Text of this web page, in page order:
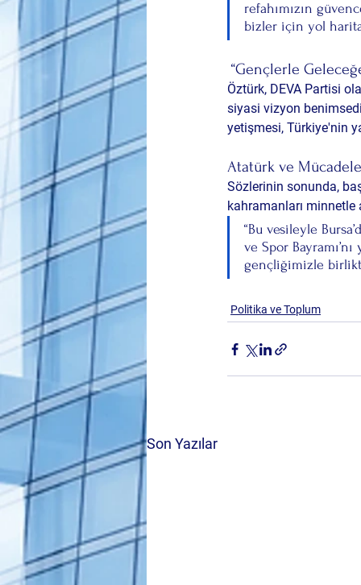
refahımızın
bizler için yol
“Gençlerle
Öztürk, DEVA Partisi
siyasi vizyon
yetişmesi, Türkiye'nin
Atatürk ve
Sözlerinin sonunda,
kahramanları minnetle
“Bu vesileyle
ve Spor
gençliğimizle
Politika ve Toplum
Son Yazılar